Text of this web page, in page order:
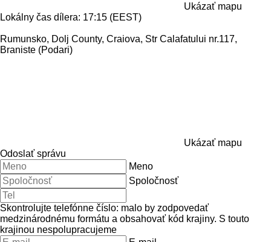
Ukázať mapu
Lokálny čas dílera: 17:15 (EEST)
Rumunsko, Dolj County, Craiova, Str Calafatului nr.117,
Braniste (Podari)
Ukázať mapu
Odoslať správu
Meno
Spoločnosť
Skontrolujte telefónne číslo: malo by zodpovedať
medzinárodnému formátu a obsahovať kód krajiny. S touto
krajinou nespolupracujeme